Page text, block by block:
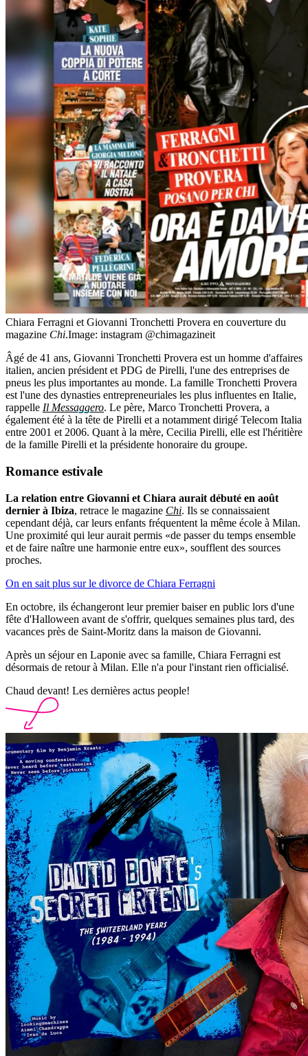
Chiara Ferragni et Giovanni Tronchetti Provera en couverture du
magazine Chi.Image: instagram @chimagazineit
Âgé de 41 ans, Giovanni Tronchetti Provera est un homme d'affaires
italien, ancien président et PDG de Pirelli, l'une des entreprises de
pneus les plus importantes au monde. La famille Tronchetti Provera
est l'une des dynasties entrepreneuriales les plus influentes en Italie,
rappelle Il Messaggero. Le père, Marco Tronchetti Provera, a
également été à la tête de Pirelli et a notamment dirigé Telecom Italia
entre 2001 et 2006. Quant à la mère, Cecilia Pirelli, elle est l'héritière
de la famille Pirelli et la présidente honoraire du groupe.
Romance estivale
La relation entre Giovanni et Chiara aurait débuté en août
dernier à Ibiza, retrace le magazine Chi. Ils se connaissaient
cependant déjà, car leurs enfants fréquentent la même école à Milan.
Une proximité qui leur aurait permis «de passer du temps ensemble
et de faire naître une harmonie entre eux», soufflent des sources
proches.
On en sait plus sur le divorce de Chiara Ferragni
En octobre, ils échangeront leur premier baiser en public lors d'une
fête d'Halloween avant de s'offrir, quelques semaines plus tard, des
vacances près de Saint-Moritz dans la maison de Giovanni.
Après un séjour en Laponie avec sa famille, Chiara Ferragni est
désormais de retour à Milan. Elle n'a pour l'instant rien officialisé.
Chaud devant! Les dernières actus people!